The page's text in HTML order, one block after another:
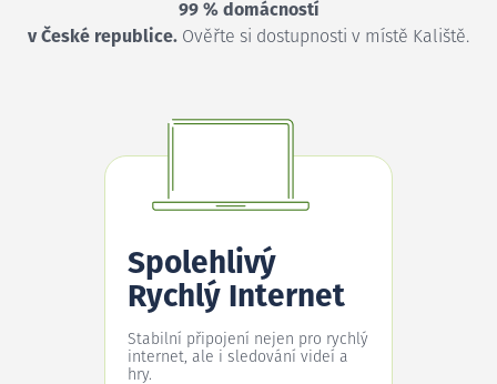
99 % domácností
v České republice. Ověřte si dostupnosti v místě Kaliště.
Spolehlivý
Rychlý Internet
Stabilní připojení nejen pro rychlý
internet, ale i sledování videí a
hry.